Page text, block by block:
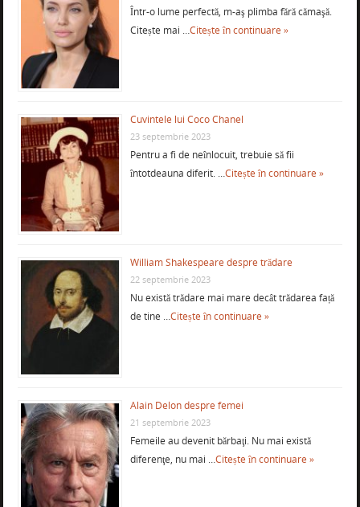
Într-o lume perfectă, m-aş plimba fără cămaşă.
Citește mai …Citește în continuare »
Cuvintele lui Coco Chanel
23 septembrie 2023
Pentru a fi de neînlocuit, trebuie să fii
întotdeauna diferit. …Citește în continuare »
William Shakespeare despre trădare
22 septembrie 2023
Nu există trădare mai mare decât trădarea față
de tine …Citește în continuare »
Alain Delon despre femei
21 septembrie 2023
Femeile au devenit bărbaţi. Nu mai există
diferenţe, nu mai …Citește în continuare »